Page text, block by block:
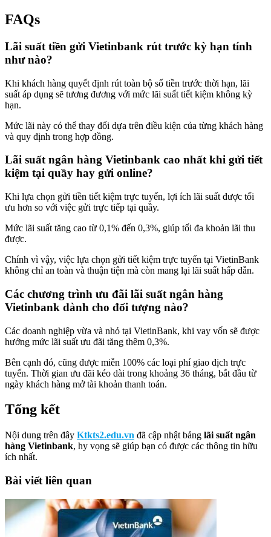
FAQs
Lãi suất tiền gửi Vietinbank rút trước kỳ hạn tính
như nào?
Khi khách hàng quyết định rút toàn bộ số tiền trước thời hạn, lãi
suất áp dụng sẽ tương đương với mức lãi suất tiết kiệm không kỳ
hạn.
Mức lãi này có thể thay đổi dựa trên điều kiện của từng khách hàng
và quy định trong hợp đồng.
Lãi suất ngân hàng Vietinbank cao nhất khi gửi tiết
kiệm tại quầy hay gửi online?
Khi lựa chọn gửi tiền tiết kiệm trực tuyến, lợi ích lãi suất được tối
ưu hơn so với việc gửi trực tiếp tại quầy.
Mức lãi suất tăng cao từ 0,1% đến 0,3%, giúp tối đa khoản lãi thu
được.
Chính vì vậy, việc lựa chọn gửi tiết kiệm trực tuyến tại VietinBank
không chỉ an toàn và thuận tiện mà còn mang lại lãi suất hấp dẫn.
Các chương trình ưu đãi lãi suất ngân hàng
Vietinbank dành cho đối tượng nào?
Các doanh nghiệp vừa và nhỏ tại VietinBank, khi vay vốn sẽ được
hưởng mức lãi suất ưu đãi tăng thêm 0,3%.
Bên cạnh đó, cũng được miễn 100% các loại phí giao dịch trực
tuyến. Thời gian ưu đãi kéo dài trong khoảng 36 tháng, bắt đầu từ
ngày khách hàng mở tài khoản thanh toán.
Tổng kết
Nội dung trên đây Ktkts2.edu.vn đã cập nhật bảng lãi suất ngân
hàng Vietinbank, hy vọng sẽ giúp bạn có được các thông tin hữu
ích nhất.
Bài viết liên quan